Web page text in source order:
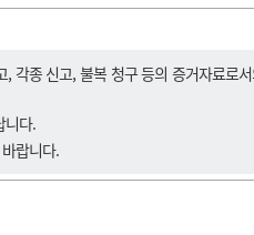
각종 신고, 불복 청구 등의 증거자료로
니다.
랍니다.